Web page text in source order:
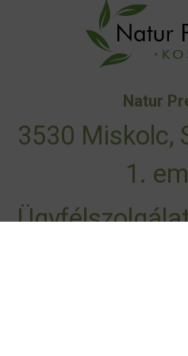
Natur
3530 Miskolc,
1.